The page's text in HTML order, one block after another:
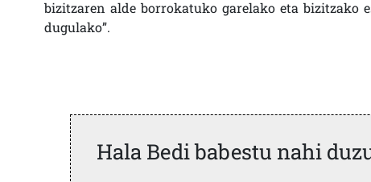
bizitzaren alde borrokatuko garelako eta bizitzako
dugulako”.
Hala Bedi babestu nahi